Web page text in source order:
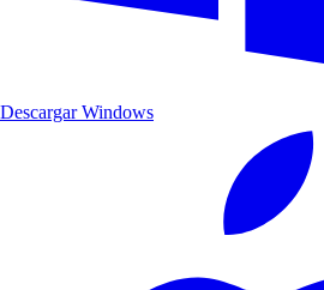
Descargar Windows